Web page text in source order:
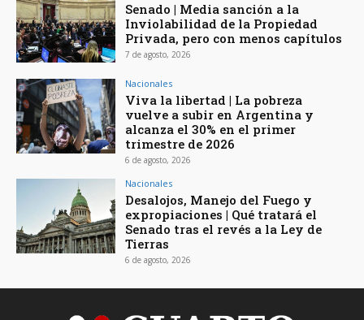
Senado | Media sanción a la
Inviolabilidad de la Propiedad
Privada, pero con menos capítulos
7 de agosto, 2026
Nacionales
Viva la libertad | La pobreza
vuelve a subir en Argentina y
alcanza el 30% en el primer
trimestre de 2026
6 de agosto, 2026
Nacionales
Desalojos, Manejo del Fuego y
expropiaciones | Qué tratará el
Senado tras el revés a la Ley de
Tierras
6 de agosto, 2026